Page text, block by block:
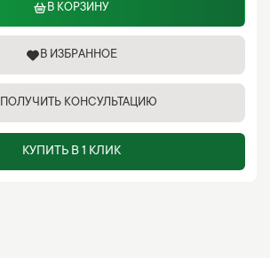
В КОРЗИНУ
В ИЗБРАННОЕ
ПОЛУЧИТЬ КОНСУЛЬТАЦИЮ
КУПИТЬ В 1 КЛИК